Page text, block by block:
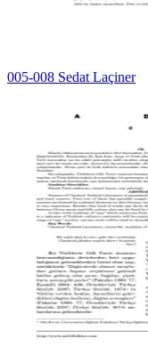
005-008 Sedat Laçiner